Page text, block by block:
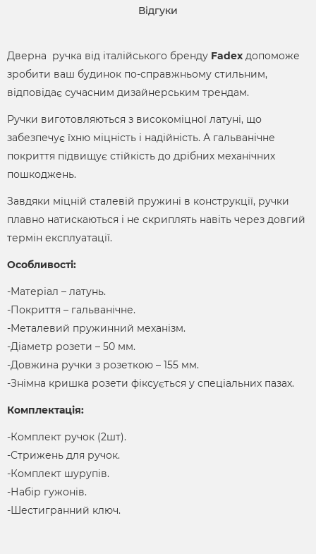
Відгуки
Дверна ручка від італійського бренду Fadex допоможе
зробити ваш будинок по-справжньому стильним,
відповідає сучасним дизайнерським трендам.
Ручки виготовляються з високоміцної латуні, що
забезпечує їхню міцність і надійність. А гальванічне
покриття підвищує стійкість до дрібних механічних
пошкоджень.
Завдяки міцній сталевій пружині в конструкції, ручки
плавно натискаються і не скриплять навіть через довгий
термін експлуатації.
Особливості:
-Матеріал – латунь.
-Покриття – гальванічне.
-Металевий пружинний механізм.
-Діаметр розети – 50 мм.
-Довжина ручки з розеткою – 155 мм.
-Знімна кришка розети фіксується у спеціальних пазах.
Комплектація:
-Комплект ручок (2шт).
-Стрижень для ручок.
-Комплект шурупів.
-Набір гужонів.
-Шестигранний ключ.